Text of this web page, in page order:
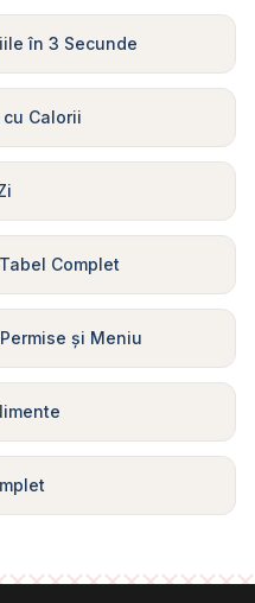
în 3 Secunde
Calorii
Complet
și Meniu